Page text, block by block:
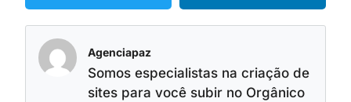
Agenciapaz
Somos especialistas na criação de
sites para você subir no Orgânico